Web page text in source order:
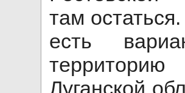
там
есть
Луганской